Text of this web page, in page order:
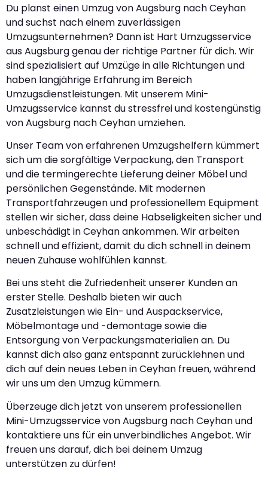
Du planst einen Umzug von Augsburg nach Ceyhan
und suchst nach einem zuverlässigen
Umzugsunternehmen? Dann ist Hart Umzugsservice
aus Augsburg genau der richtige Partner für dich. Wir
sind spezialisiert auf Umzüge in alle Richtungen und
haben langjährige Erfahrung im Bereich
Umzugsdienstleistungen. Mit unserem Mini-
Umzugsservice kannst du stressfrei und kostengünstig
von Augsburg nach Ceyhan umziehen.
Unser Team von erfahrenen Umzugshelfern kümmert
sich um die sorgfältige Verpackung, den Transport
und die termingerechte Lieferung deiner Möbel und
persönlichen Gegenstände. Mit modernen
Transportfahrzeugen und professionellem Equipment
stellen wir sicher, dass deine Habseligkeiten sicher und
unbeschädigt in Ceyhan ankommen. Wir arbeiten
schnell und effizient, damit du dich schnell in deinem
neuen Zuhause wohlfühlen kannst.
Bei uns steht die Zufriedenheit unserer Kunden an
erster Stelle. Deshalb bieten wir auch
Zusatzleistungen wie Ein- und Auspackservice,
Möbelmontage und -demontage sowie die
Entsorgung von Verpackungsmaterialien an. Du
kannst dich also ganz entspannt zurücklehnen und
dich auf dein neues Leben in Ceyhan freuen, während
wir uns um den Umzug kümmern.
Überzeuge dich jetzt von unserem professionellen
Mini-Umzugsservice von Augsburg nach Ceyhan und
kontaktiere uns für ein unverbindliches Angebot. Wir
freuen uns darauf, dich bei deinem Umzug
unterstützen zu dürfen!